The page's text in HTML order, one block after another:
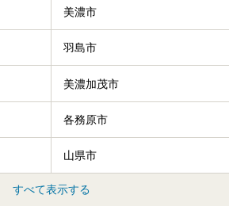
美濃市
羽島市
美濃加茂市
各務原市
山県市
すべて表示する